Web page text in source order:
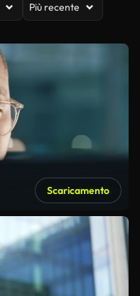
Più recente
Scaricamento